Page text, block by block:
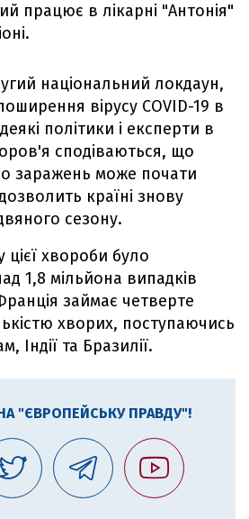
працює в лікарні "Антонія"
національний локдаун,
вірусу COVID-19 в
політики і експерти в
сподіваються, що
заражень може почати
країні знову
сезону.
хвороби було
1,8 мільйона випадків
займає четверте
хворих, поступаючись
Індії та Бразилії.
"ЄВРОПЕЙСЬКУ ПРАВДУ"!